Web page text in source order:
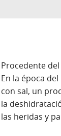
Procedente
En la época
con sal, un
la
las heridas y